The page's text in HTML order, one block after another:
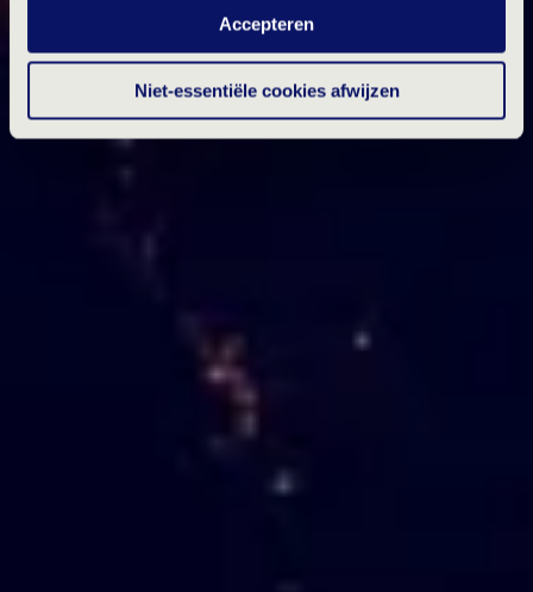
Klik hierboven op 'Details' of lees onze
privacyverklaring.
Accepteren
Niet-essentiële cookies afwijzen